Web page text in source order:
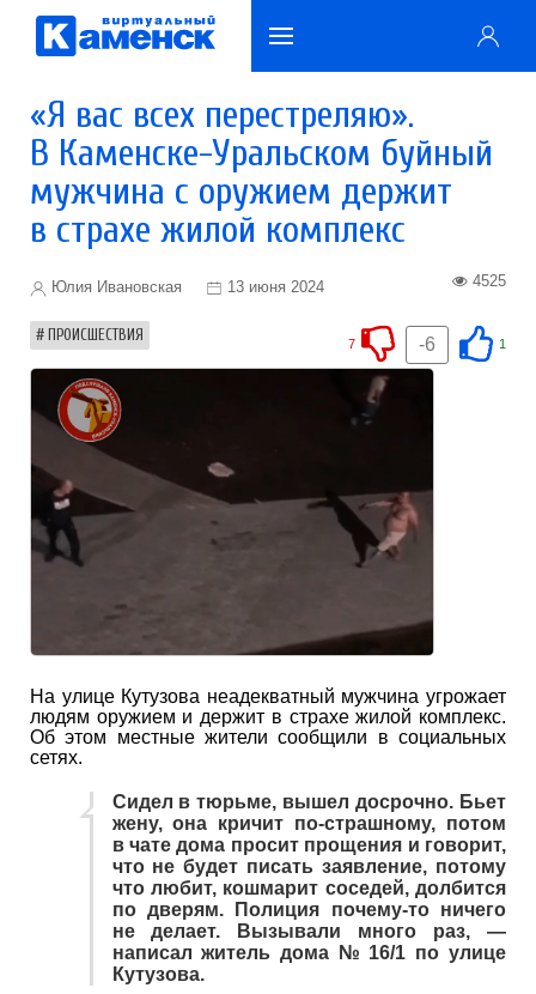
«Я вас всех перестреляю».
В Каменске-Уральском буйный
мужчина с оружием держит
в страхе жилой комплекс
Юлия Ивановская 13 июня 2024 4525
ПРОИСШЕСТВИЯ 1
-6
7
На улице Кутузова неадекватный мужчина угрожает
людям оружием и держит в страхе жилой комплекс.
Об этом местные жители сообщили в социальных
сетях.
Сидел в тюрьме, вышел досрочно. Бьет
жену, она кричит по-страшному, потом
в чате дома просит прощения и говорит,
что не будет писать заявление, потому
что любит, кошмарит соседей, долбится
по дверям. Полиция почему-то ничего
не делает. Вызывали много раз, —
написал житель дома № 16/1 по улице
Кутузова.